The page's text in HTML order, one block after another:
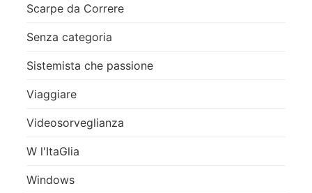
Scarpe da Correre
Senza categoria
Sistemista che passione
Viaggiare
Videosorveglianza
W l'ItaGlia
Windows